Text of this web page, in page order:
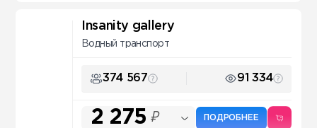
Insanity gallery
Водный транспорт
374 567 91 334
2 275 ₽ ПОДРОБНЕЕ